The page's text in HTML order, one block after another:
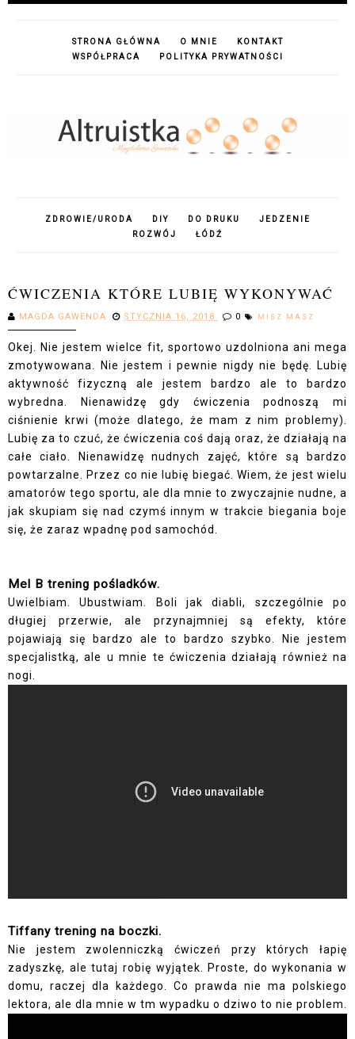
STRONA GŁÓWNA O MNIE
KONTAKT
WSPÓŁPRACA
POLITYKA PRYWATNOŚCI
ZDROWIE/URODA DIY DO DRUKU
JEDZENIE
ROZWÓJ
ŁÓDŹ
ĆWICZENIA KTÓRE LUBIĘ WYKONYWAĆ
MAGDA GAWENDA STYCZNIA 16, 2018 0 MISZ MASZ
Okej. Nie jestem wielce fit, sportowo uzdolniona ani mega
zmotywowana. Nie jestem i pewnie nigdy nie będę. Lubię
aktywność fizyczną ale jestem bardzo ale to bardzo
wybredna. Nienawidzę gdy ćwiczenia podnoszą mi
ciśnienie krwi (może dlatego, że mam z nim problemy).
Lubię za to czuć, że ćwiczenia coś dają oraz, że działają na
całe ciało. Nienawidzę nudnych zajęć, które są bardzo
powtarzalne. Przez co nie lubię biegać. Wiem, że jest wielu
amatorów tego sportu, ale dla mnie to zwyczajnie nudne, a
jak skupiam się nad czymś innym w trakcie biegania boje
się, że zaraz wpadnę pod samochód.
Mel B trening pośladków.
Uwielbiam. Ubustwiam. Boli jak diabli, szczególnie po
długiej przerwie, ale przynajmniej są efekty, które
pojawiają się bardzo ale to bardzo szybko. Nie jestem
specjalistką, ale u mnie te ćwiczenia działają również na
nogi.
Tiffany trening na boczki.
Nie jestem zwolenniczką ćwiczeń przy których łapię
zadyszkę, ale tutaj robię wyjątek. Proste, do wykonania w
domu, raczej dla każdego. Co prawda nie ma polskiego
lektora, ale dla mnie w tm wypadku o dziwo to nie problem.